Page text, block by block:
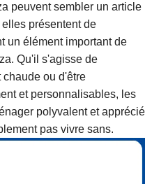
peuvent sembler un article
présentent de
un élément important de
Qu'il s'agisse de
chaude ou d'être
et personnalisables, les
polyvalent et apprécié
pas vivre sans.